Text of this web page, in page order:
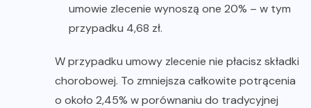
umowie zlecenie wynoszą one 20% – w tym
przypadku 4,68 zł.
W przypadku umowy zlecenie nie płacisz składki
chorobowej. To zmniejsza całkowite potrącenia
o około 2,45% w porównaniu do tradycyjnej